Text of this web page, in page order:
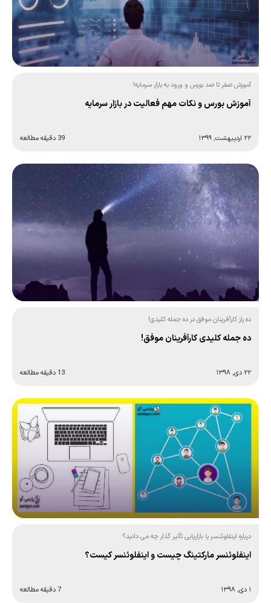
آموزش صفر تا صد بورس و ورود به بازار سرمایه!
آموزش بورس و نکات مهم فعالیت در بازار سرمایه
۲۲ اردیبهشت, ۱۳۹۹ 39 دقیقه مطالعه
ده راز کارآفرینان موفق در ده جمله کلیدی!
ده جمله کلیدی کارآفرینان موفق!
۲۲ دی, ۱۳۹۸ 13 دقیقه مطالعه
درباره اینفلوئنسر یا بازاریابی تأثیر گذار چه می دانید؟
اینفلوئنسر مارکتینگ چیست و اینفلوئنسر کیست؟
۱ دی, ۱۳۹۸ 7 دقیقه مطالعه